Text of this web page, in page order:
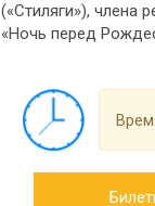
(«Стиляги»), члена
«Ночь перед